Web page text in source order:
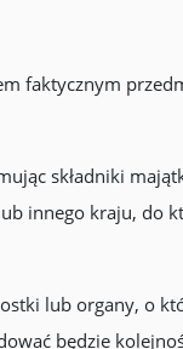
faktycznym
składniki
innego kraju, do
lub organy, o
będzie